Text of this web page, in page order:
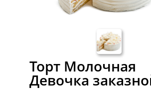
Торт Молочная
Торт Молочная
Девочка